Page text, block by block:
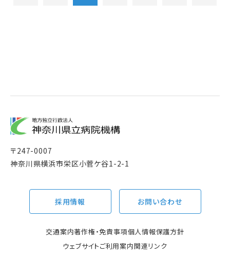
〒247-0007
神奈川県横浜市栄区小菅ケ谷1-2-1
採用情報 お問い合わせ
交通案内著作権・免責事項個人情報保護方針
ウェブサイトご利用案内関連リンク